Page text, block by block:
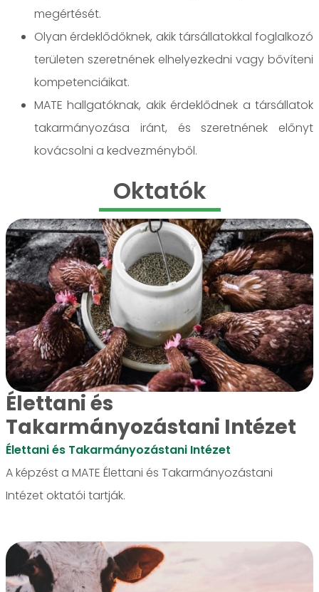
megértését.
Olyan érdeklődőknek, akik társállatokkal foglalkozó
területen szeretnének elhelyezkedni vagy bővíteni
kompetenciáikat.
MATE hallgatóknak, akik érdeklődnek a társállatok
takarmányozása iránt, és szeretnének előnyt
kovácsolni a kedvezményből.
Oktatók
Élettani és
Takarmányozástani Intézet
Élettani és Takarmányozástani Intézet
A képzést a MATE Élettani és Takarmányozástani
Intézet oktatói tartják.